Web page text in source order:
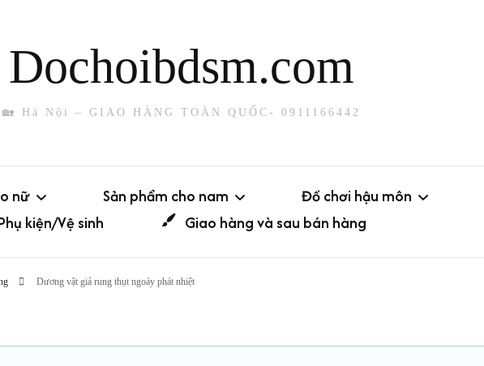
Dochoibdsm.com
🏡 Hà Nội – GIAO HÀNG TOÀN QUỐC- 0911166442
nữ Sản phẩm cho nam
Khóa dương vật
Đồ chơi hậu môn
Máy rung hậu môn
kiện/Vệ sinh Giao hàng và sau bán hàng
Dương vật giả rung thụt ngoáy phát nhiệt